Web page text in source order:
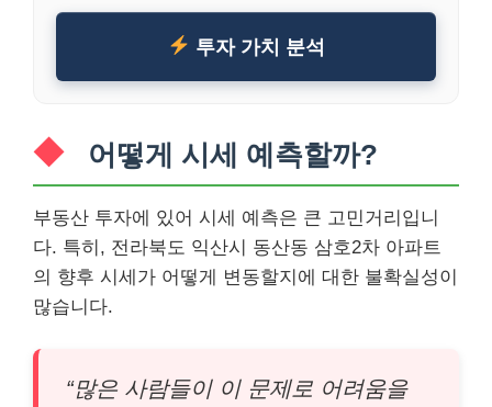
투자 가치 분석
어떻게 시세 예측할까?
부동산 투자에 있어 시세 예측은 큰 고민거리입니
다. 특히, 전라북도 익산시 동산동 삼호2차 아파트
의 향후 시세가 어떻게 변동할지에 대한 불확실성이
많습니다.
“많은 사람들이 이 문제로 어려움을